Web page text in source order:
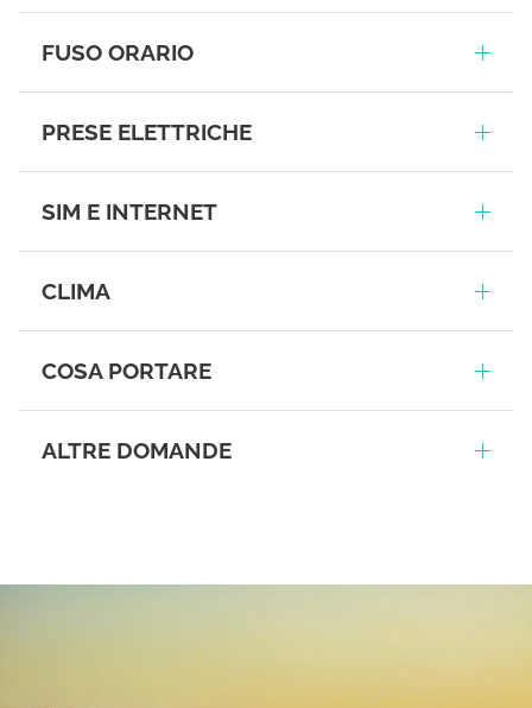
FUSO ORARIO
PRESE ELETTRICHE
SIM E INTERNET
CLIMA
COSA PORTARE
ALTRE DOMANDE